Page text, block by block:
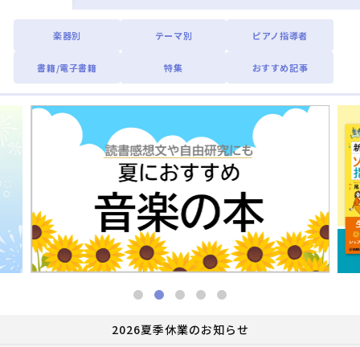
ン
楽器別 テーマ別 ピアノ指導者
書籍/電子書籍 特集 おすすめ記事
2026夏季休業のお知らせ